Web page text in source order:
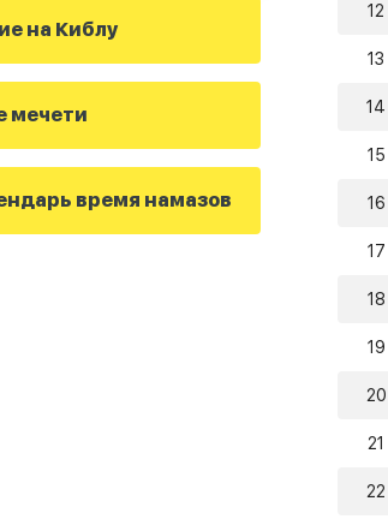
на Киблу
мечети
время намазов
12
13
14
15
16
17
18
19
20
21
22